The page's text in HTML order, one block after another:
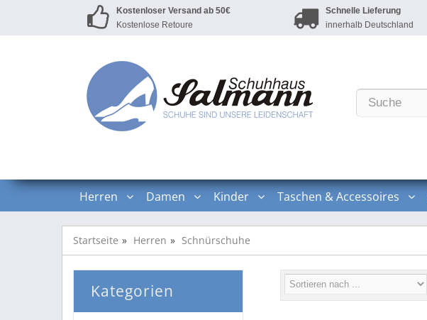
Kostenloser Versand ab 50€
Kostenlose Retoure
Schnelle Lieferung
innerhalb Deutschland
Herren Damen Kinder Taschen & Accessoires
Startseite Herren Schnürschuhe
Kategorien